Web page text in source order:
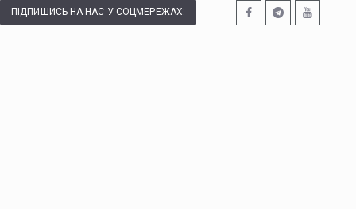
ПІДПИШИСЬ НА НАС У СОЦМЕРЕЖАХ: